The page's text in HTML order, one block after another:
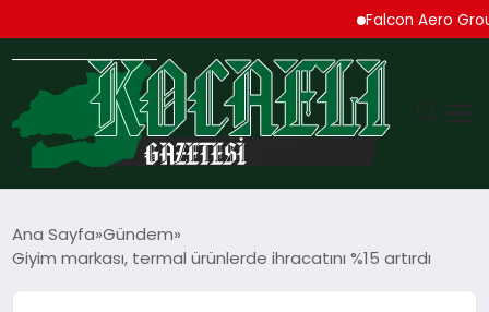
Falcon Aero Group,
TEKNOLOJI
Ana Sayfa Gündem
Giyim markası, termal ürünlerde ihracatını %15 artırdı